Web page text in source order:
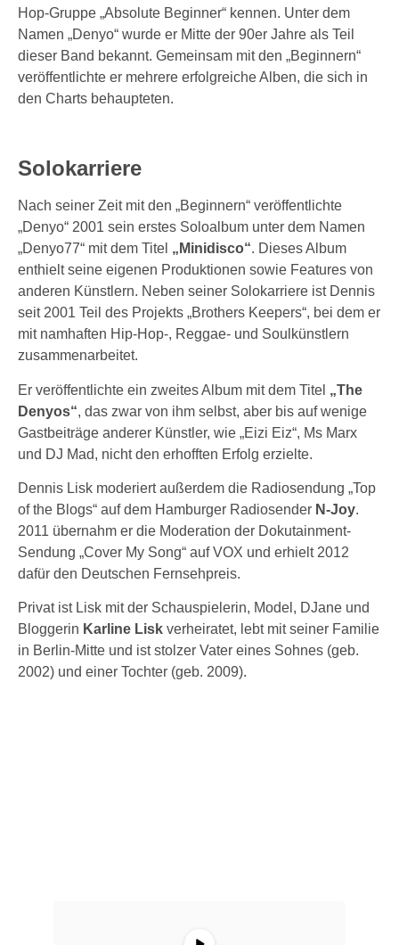
Hop-Gruppe „Absolute Beginner“ kennen. Unter dem
Namen „Denyo“ wurde er Mitte der 90er Jahre als Teil
dieser Band bekannt. Gemeinsam mit den „Beginnern“
veröffentlichte er mehrere erfolgreiche Alben, die sich in
den Charts behaupteten.
Solokarriere
Nach seiner Zeit mit den „Beginnern“ veröffentlichte
„Denyo“ 2001 sein erstes Soloalbum unter dem Namen
„Denyo77“ mit dem Titel „Minidisco“. Dieses Album
enthielt seine eigenen Produktionen sowie Features von
anderen Künstlern. Neben seiner Solokarriere ist Dennis
seit 2001 Teil des Projekts „Brothers Keepers“, bei dem er
mit namhaften Hip-Hop-, Reggae- und Soulkünstlern
zusammenarbeitet.
Er veröffentlichte ein zweites Album mit dem Titel „The
Denyos“, das zwar von ihm selbst, aber bis auf wenige
Gastbeiträge anderer Künstler, wie „Eizi Eiz“, Ms Marx
und DJ Mad, nicht den erhofften Erfolg erzielte.
Dennis Lisk moderiert außerdem die Radiosendung „Top
of the Blogs“ auf dem Hamburger Radiosender N-Joy.
2011 übernahm er die Moderation der Dokutainment-
Sendung „Cover My Song“ auf VOX und erhielt 2012
dafür den Deutschen Fernsehpreis.
Privat ist Lisk mit der Schauspielerin, Model, DJane und
Bloggerin Karline Lisk verheiratet, lebt mit seiner Familie
in Berlin-Mitte und ist stolzer Vater eines Sohnes (geb.
2002) und einer Tochter (geb. 2009).